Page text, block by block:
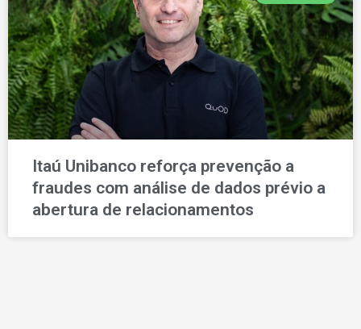
Itaú Unibanco reforça prevenção a
fraudes com análise de dados prévio a
abertura de relacionamentos